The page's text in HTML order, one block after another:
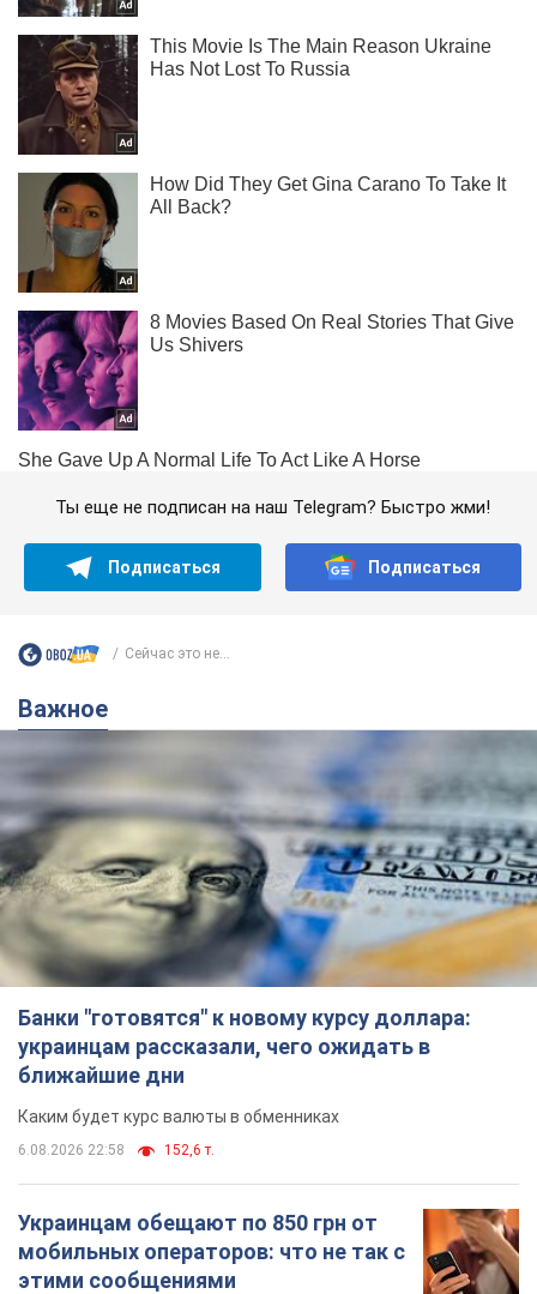
Ты еще не подписан на наш Telegram? Быстро жми!
Подписаться Подписаться
Сейчас это не...
Важное
Банки "готовятся" к новому курсу доллара:
украинцам рассказали, чего ожидать в
ближайшие дни
Каким будет курс валюты в обменниках
6.08.2026 22:58 152,6 т.
Украинцам обещают по 850 грн от
мобильных операторов: что не так с
этими сообщениями